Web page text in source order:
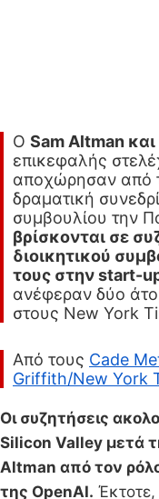
Ο Sam Altman
επικεφαλής
αποχώρησαν από
δραματική
συμβουλίου την
βρίσκονται σε
διοικητικού
τους στην start-
ανέφεραν δύο
στους New York
Από τους Cade
Griffith/New York
Οι συζητήσεις
Silicon Valley μετά
Altman από τον
της OpenAI. Έκτοτε,